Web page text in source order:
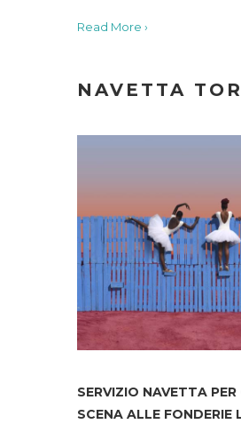
Read More ›
NAVETTA
SERVIZIO NAVETTA
SCENA ALLE FONDERIE